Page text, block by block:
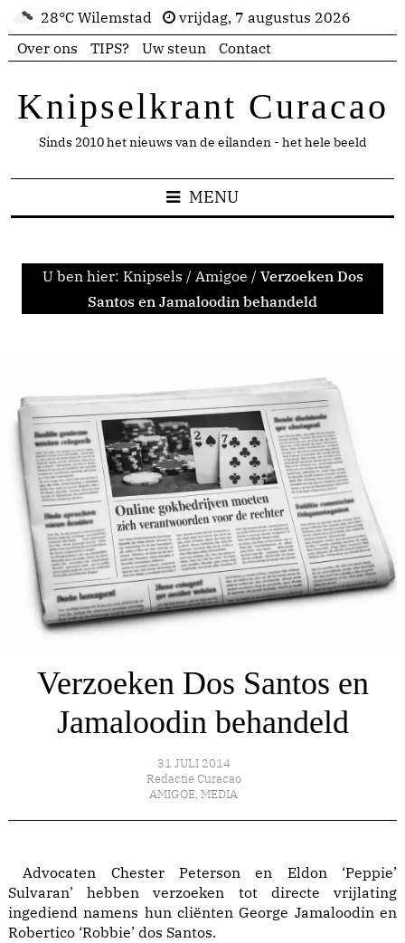
28°C Wilemstad
vrijdag, 7 augustus 2026
Over ons
TIPS? Uw steun Contact
Knipselkrant Curacao
Sinds 2010 het nieuws van de eilanden - het hele beeld
MENU
U ben hier: Knipsels / Amigoe / Verzoeken Dos
Santos en Jamaloodin behandeld
Verzoeken Dos Santos en
Jamaloodin behandeld
31 JULI 2014
Redactie Curacao
AMIGOE, MEDIA
Advocaten Chester Peterson en Eldon ‘Peppie’
Sulvaran’ hebben verzoeken tot directe vrijlating
ingediend namens hun cliënten George Jamaloodin en
Robertico ‘Robbie’ dos Santos.